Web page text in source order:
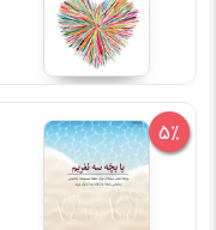
5%